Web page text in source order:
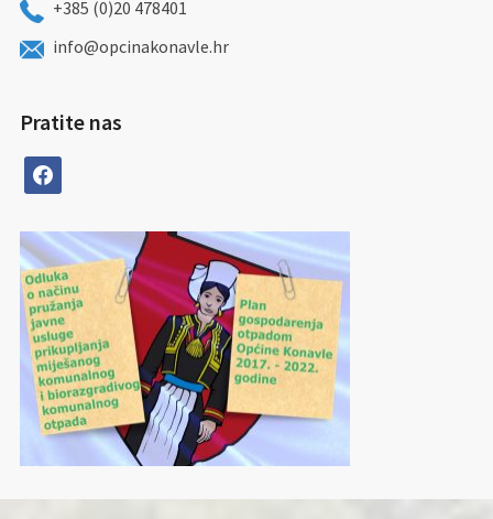
+385 (0)20 478401
info@opcinakonavle.hr
Pratite nas
facebook